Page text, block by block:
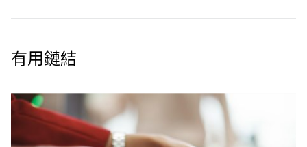
有用鏈結